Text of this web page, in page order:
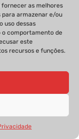
fornecer as melhores
para armazenar e/ou
uso dessas
o comportamento de
este
recursos e funções.